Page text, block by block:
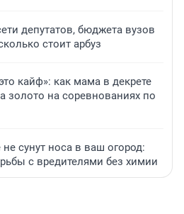
депутатов, бюджета вузов
стоит арбуз
кайф»: как мама в декрете
золото на соревнованиях по
сунут носа в ваш огород:
с вредителями без химии